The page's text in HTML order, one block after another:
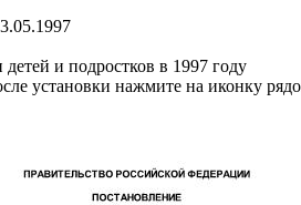
и подростков в 1997 году
установки нажмите на иконку